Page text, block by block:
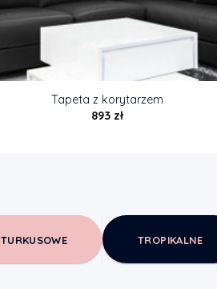
Tapeta z korytarzem
893 zł
TURKUSOWE TROPIKALNE